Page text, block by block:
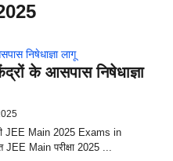
के आसपास निषेधाज्ञा
JEE Main 2025 Exams in
JEE Main परीक्षा 2025 ...